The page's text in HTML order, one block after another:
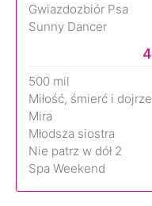
Gwiazdozbiór Psa
Sunny Dancer
500 mil
Miłość, śmierć i
Mira
Młodsza siostra
Nie patrz w dół 2
Spa Weekend